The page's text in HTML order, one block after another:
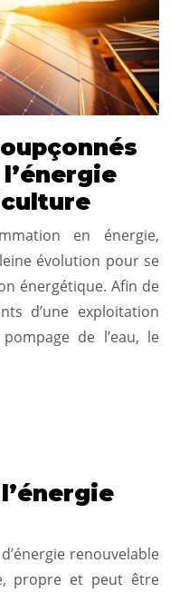
en énergie,
évolution pour se
énergétique. Afin de
d’une exploitation
de l’eau, le
renouvelable
propre et peut être